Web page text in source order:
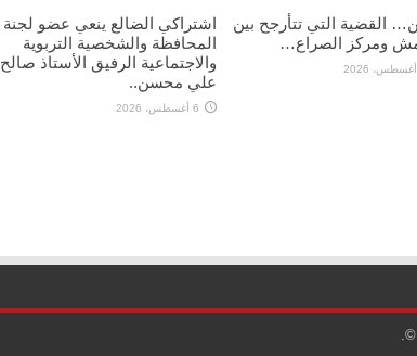
القضية التي تتأرجح بين
ومركز الصراع…
اشتراكي الضالع ينعي عضو لجنة
المحافظة والشخصية التربوية
والاجتماعية الرفيق الأستاذ صالح
علي محسن..
6 أغسطس، 2026